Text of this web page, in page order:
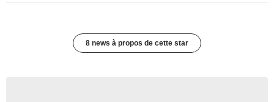
8 news à propos de cette star